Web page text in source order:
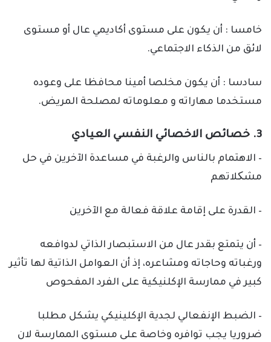
خامسا : أن يكون على مستوى أكاديمي عال أو مستوى
لائق من الذكاء الاجتماعي.
سادسا : أن يكون مخلصا أمينا محافظا على وعوده
مستخدما مهاراته و معلوماته لمصلحة المريض.
3. خصائص الاخصائي النفسي العيادي
– الاهتمام بالناس والرغبة في مساعدة الآخرين في حل
مشکلاتهم
– القدرة على إقامة علاقة فعالة مع الآخرين
– أن يتمتع بقدر عال من الاستبصار الذاتي لدوافعه
ورغباته وحاجاته ومشاعره، إذ أن العوامل الذاتية لها تأثير
كبير في ممارسة الإكلنيكية على الفرد المفحوص
– الضبط الإنفعالي لجدية الإكلينيكي يشكل مطلبا
ضروريا يجب توافره وخاصة على مستوى الممارسة لان